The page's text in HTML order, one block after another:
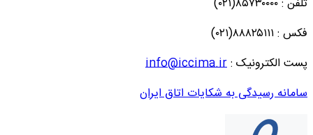
تلفن : ۸۵۷۳۰۰۰۰(۰۲۱)
فکس : ۸۸۸۲۵۱۱۱(۰۲۱)
پست الکترونیک :info@iccima.ir
سامانه رسیدگی به شکایات اتاق ایران